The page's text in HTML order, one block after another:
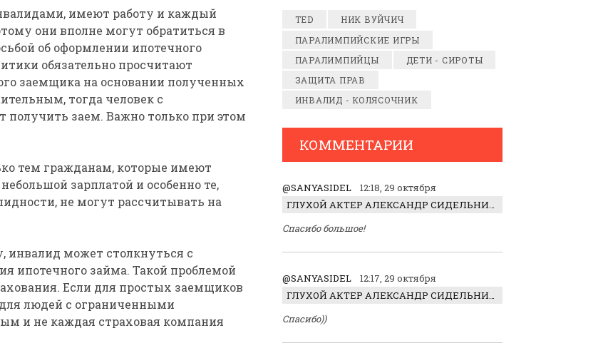
имеют работу и каждый
они вполне могут обратиться в
об оформлении ипотечного
обязательно просчитают
заемщика на основании полученных
тогда человек с
заем. Важно только при этом
тем гражданам, которые имеют
зарплатой и особенно те,
не могут рассчитывать на
инвалид может столкнуться с
ипотечного займа. Такой проблемой
Если для простых заемщиков
людей с ограниченными
и не каждая страховая компания
TED
НИК ВУЙЧИЧ
ПАРАЛИМПИЙСКИЕ ИГРЫ
ПАРАЛИМПИЙЦЫ
ДЕТИ - СИРОТЫ
ЗАЩИТА ПРАВ
ИНВАЛИД - КОЛЯСОЧНИК
КОММЕНТАРИИ
@SANYASIDEL
12:18, 29 октября
ГЛУХОЙ АКТЕР АЛЕКСАНДР СИДЕЛЬНИКОВ: «С НАСЛАЖДЕНИЕМ ИГРАЛ ОТРИЦАТЕЛЬНОГО ГЕРОЯ!»
Спасибо большое!
@SANYASIDEL
12:17, 29 октября
ГЛУХОЙ АКТЕР АЛЕКСАНДР СИДЕЛЬНИКОВ: «С НАСЛАЖДЕНИЕМ ИГРАЛ ОТРИЦАТЕЛЬНОГО ГЕРОЯ!»
Спасибо))